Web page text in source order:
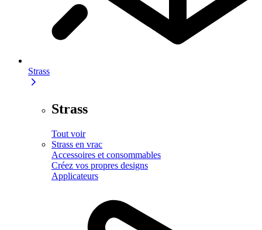
Strass
Strass
Tout voir
Strass en vrac
Accessoires et consommables
Créez vos propres designs
Applicateurs